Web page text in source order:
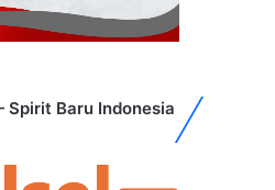
Baru Indonesia